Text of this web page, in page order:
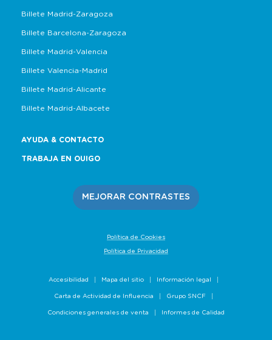
Billete Madrid-Zaragoza
Billete Barcelona-Zaragoza
Billete Madrid-Valencia
Billete Valencia-Madrid
Billete Madrid-Alicante
Billete Madrid-Albacete
AYUDA & CONTACTO
TRABAJA EN OUIGO
MEJORAR CONTRASTES
Política de Cookies
Política de Privacidad
Accesibilidad Mapa del sitio Información legal
Carta de Actividad de Influencia Grupo SNCF
Condiciones generales de venta Informes de Calidad